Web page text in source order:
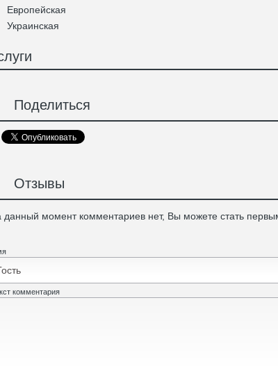
Европейская
Украинская
Поделиться
Отзывы
данный момент комментариев нет, Вы можете стать
комментария